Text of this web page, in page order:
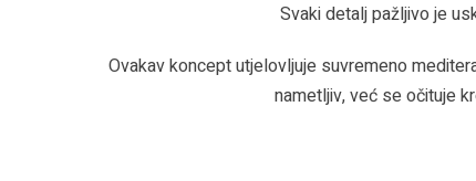
Svaki detalj pažljivo je
Ovakav koncept utjelovljuje suvremeno
nametljiv, već se očituje